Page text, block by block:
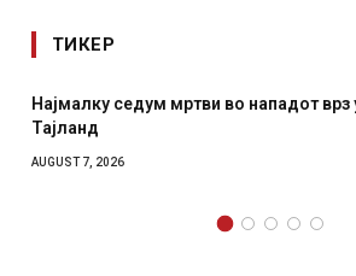
ТИКЕР
Најмалку седум мртви во нападот врз
Тајланд
AUGUST 7, 2026